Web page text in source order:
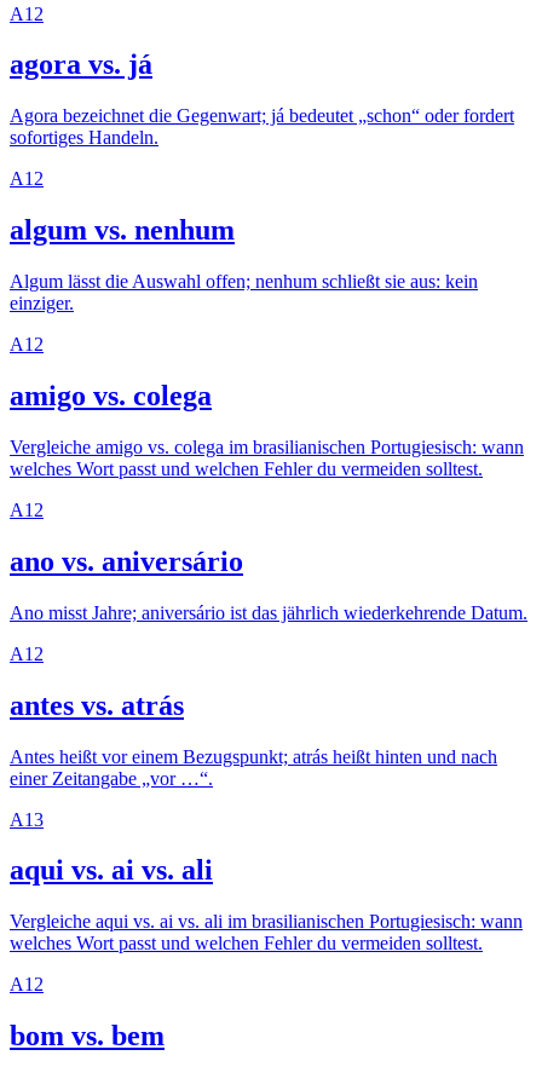
A1 2
agora vs. já
Agora bezeichnet die Gegenwart; já bedeutet „schon“ oder fordert
sofortiges Handeln.
A1 2
algum vs. nenhum
Algum lässt die Auswahl offen; nenhum schließt sie aus: kein
einziger.
A1 2
amigo vs. colega
Vergleiche amigo vs. colega im brasilianischen Portugiesisch: wann
welches Wort passt und welchen Fehler du vermeiden solltest.
A1 2
ano vs. aniversário
Ano misst Jahre; aniversário ist das jährlich wiederkehrende Datum.
A1 2
antes vs. atrás
Antes heißt vor einem Bezugspunkt; atrás heißt hinten und nach
einer Zeitangabe „vor …“.
A13
aqui vs. ai vs. ali
Vergleiche aqui vs. ai vs. ali im brasilianischen Portugiesisch: wann
welches Wort passt und welchen Fehler du vermeiden solltest.
A1 2
bom vs. bem